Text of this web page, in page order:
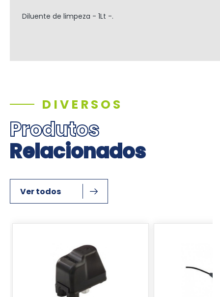
Diluente de limpeza - 1Lt -.
DIVERSOS
Produtos
Relacionados
Ver todos